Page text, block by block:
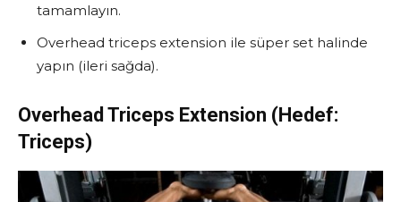
tamamlayın.
Overhead triceps extension ile süper set halinde
yapın (ileri sağda).
Overhead Triceps Extension (Hedef:
Triceps)